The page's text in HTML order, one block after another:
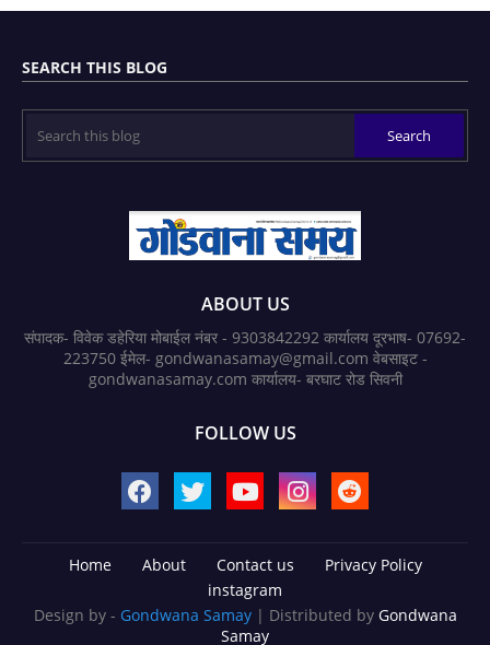
SEARCH THIS BLOG
ABOUT US
संपादक- विवेक डहेरिया मोबाईल नंबर - 9303842292 कार्यालय दूरभाष- 07692-
223750 ईमेल- gondwanasamay@gmail.com वेबसाइट -
gondwanasamay.com कार्यालय- बरघाट रोड सिवनी
FOLLOW US
Home About Contact us
Privacy Policy
instagram
Design by - Gondwana Samay | Distributed by Gondwana
Samay